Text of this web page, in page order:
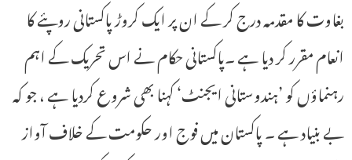
بغاوت کا مقدمہ درج کر کے ان پر ایک کروڑ پاکستانی روپئے کا
انعام مقرر کر دیا ہے ۔پاکستانی حکام نے اس تحریک کے اہم
رہنماؤں کو ’ہندوستانی ایجنٹ‘ کہنا بھی شروع کردیا ہے ، جو کہ
بے بنیاد ہے ۔ پاکستان میں فوج اور حکومت کے خلاف آواز